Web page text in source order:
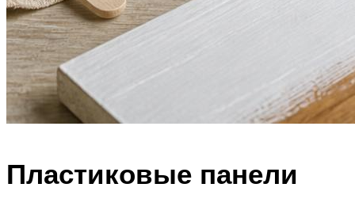
Пластиковые панели